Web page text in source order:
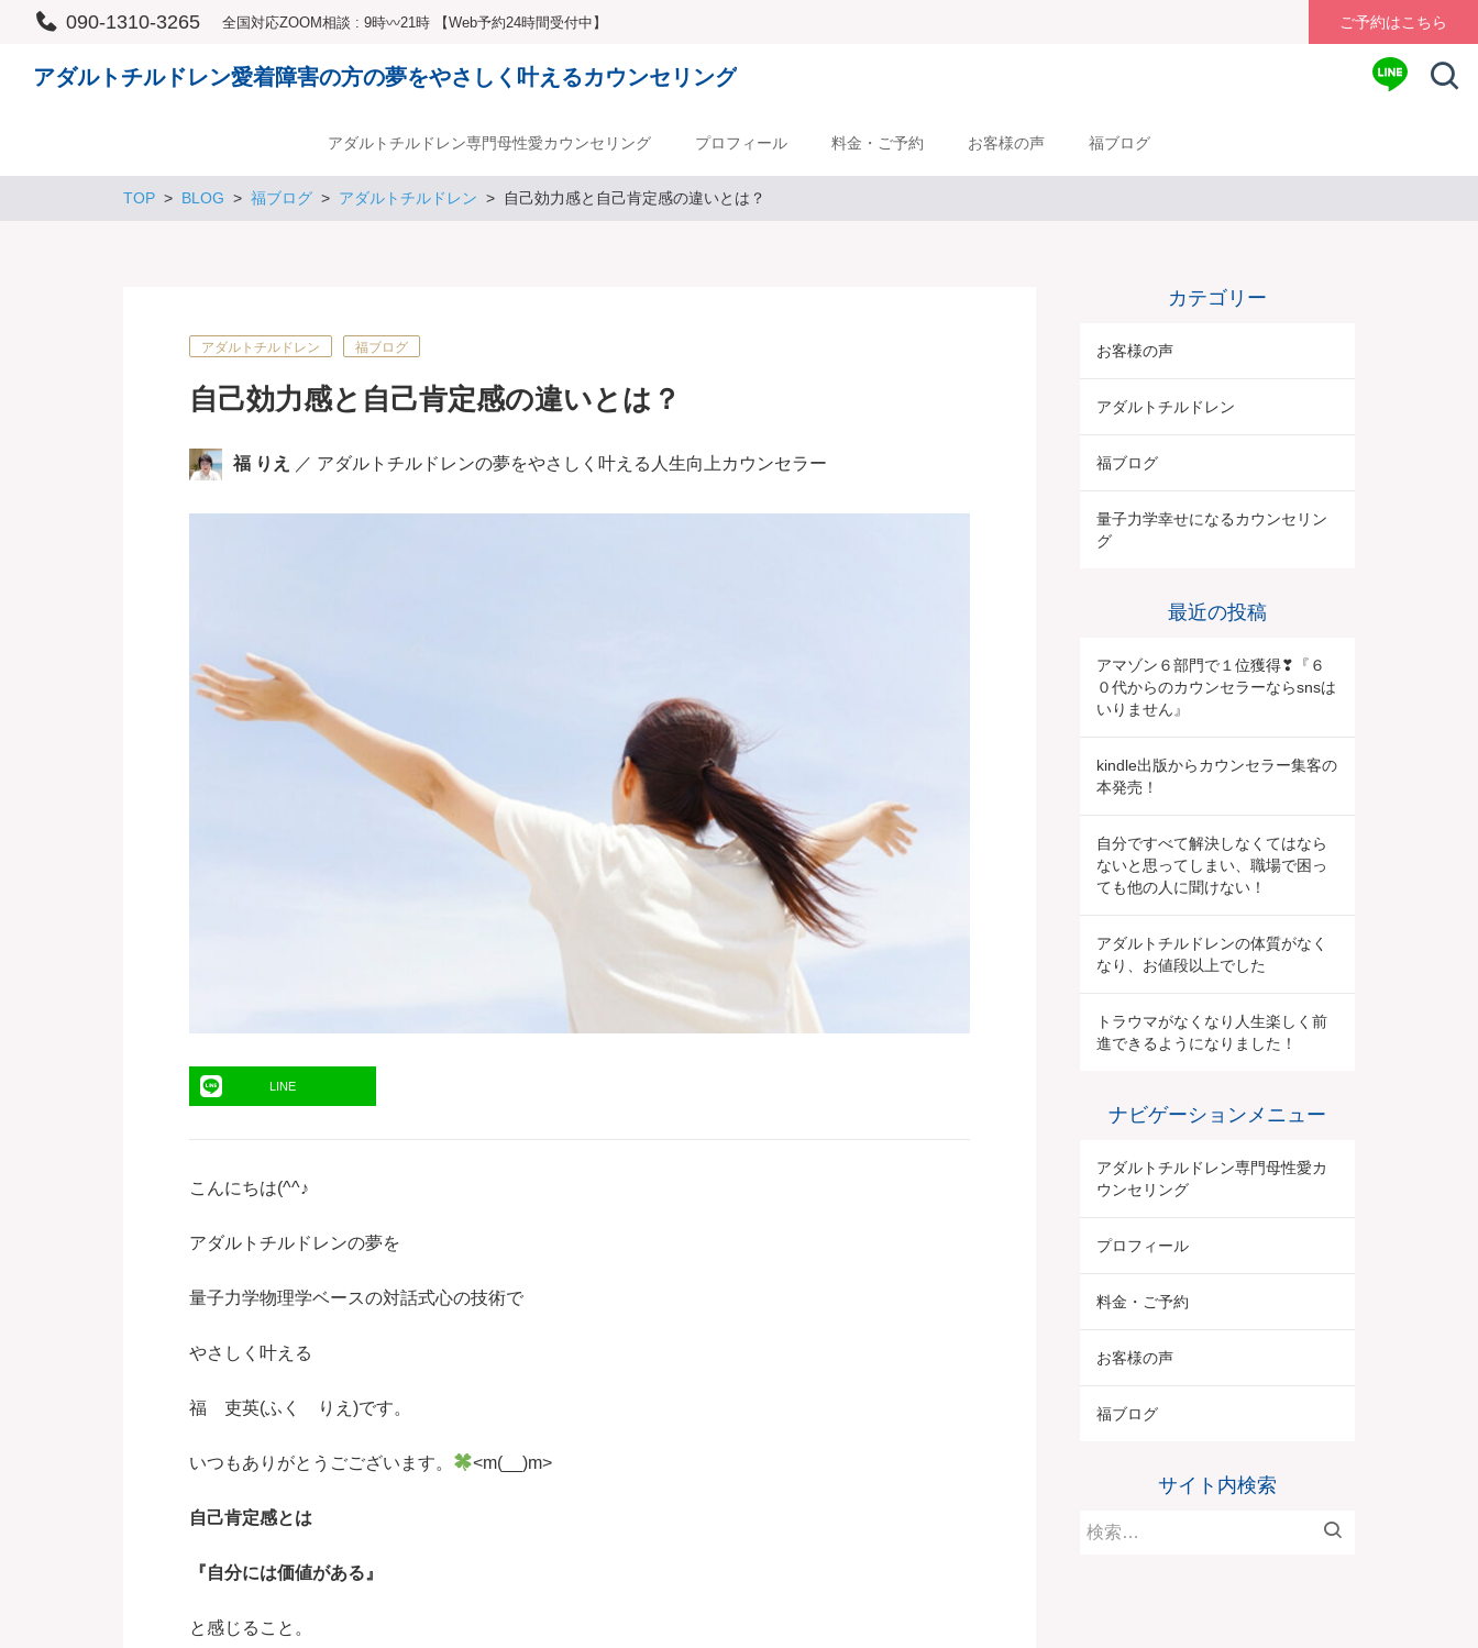
090-1310-3265 全国対応ZOOM相談 : 9時〰21時 【Web予約24時間受付中】 ご予約はこちら
アダルトチルドレン愛着障害の方の夢をやさしく叶えるカウンセリング
アダルトチルドレン専門母性愛カウンセリング プロフィール 料金・ご予約 お客様の声 福ブログ
TOP BLOG 福ブログ アダルトチルドレン 自己効力感と自己肯定感の違いとは？
アダルトチルドレン 福ブログ
自己効力感と自己肯定感の違いとは？
福 りえ ／ アダルトチルドレンの夢をやさしく叶える人生向上カウンセラー
LINE
こんにちは(^^♪
アダルトチルドレンの夢を
量子力学物理学ベースの対話式心の技術で
やさしく叶える
福 吏英(ふく りえ)です。
いつもありがとうごございます。 <m(__)m>
自己肯定感とは
『自分には価値がある』
と感じること。
カテゴリー
お客様の声
アダルトチルドレン
福ブログ
量子力学幸せになるカウンセリン
グ
最近の投稿
アマゾン６部門で１位獲得❣『６
０代からのカウンセラーならsnsは
いりません』
kindle出版からカウンセラー集客の
本発売！
自分ですべて解決しなくてはなら
ないと思ってしまい、職場で困っ
ても他の人に聞けない！
アダルトチルドレンの体質がなく
なり、お値段以上でした
トラウマがなくなり人生楽しく前
進できるようになりました！
ナビゲーションメニュー
アダルトチルドレン専門母性愛カ
ウンセリング
プロフィール
料金・ご予約
お客様の声
福ブログ
サイト内検索
検